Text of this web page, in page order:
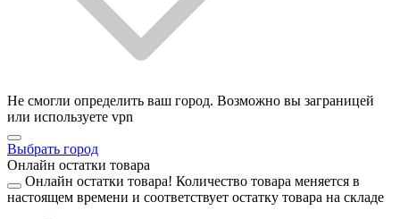
Не смогли определить ваш город. Возможно вы заграницей
или используете vpn
Выбрать город
Онлайн остатки товара
Онлайн остатки товара! Количество товара меняется в
настоящем времени и соответствует остатку товара на складе